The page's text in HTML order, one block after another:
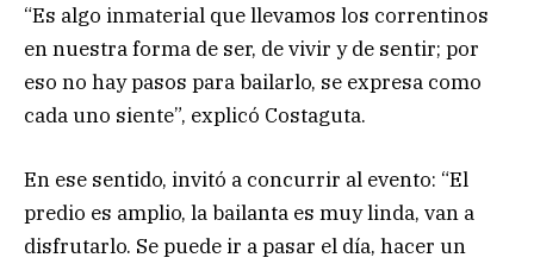
“Es algo inmaterial que llevamos los correntinos
en nuestra forma de ser, de vivir y de sentir; por
eso no hay pasos para bailarlo, se expresa como
cada uno siente”, explicó Costaguta.
En ese sentido, invitó a concurrir al evento: “El
predio es amplio, la bailanta es muy linda, van a
disfrutarlo. Se puede ir a pasar el día, hacer un